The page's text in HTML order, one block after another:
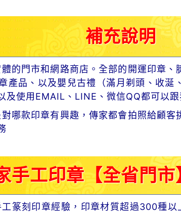
補充說明
的門市和網路商店。全部的開運印章
產品、以及嬰兒古禮（滿月剃頭、收涎
及使用EMAIL、LINE、微信QQ都可以跟
哪款印章有興趣，傳家都會拍照給顧
手工印章【全省門
篆刻印章經驗，印章材質超過300種